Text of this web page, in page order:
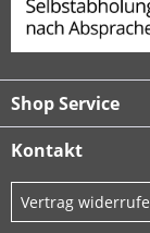
Shop Service
Kontakt
Vertrag